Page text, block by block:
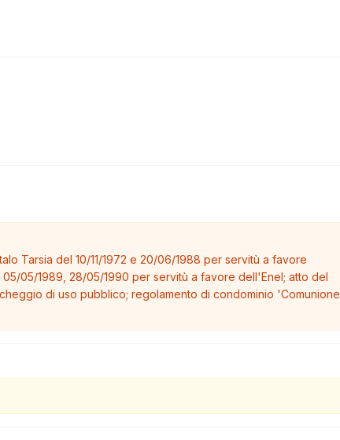
Tarsia del 10/11/1972 e 20/06/1988 per servitù a favore
05/1989, 28/05/1990 per servitù a favore dell'Enel; atto del
di uso pubblico; regolamento di condominio 'Comunione